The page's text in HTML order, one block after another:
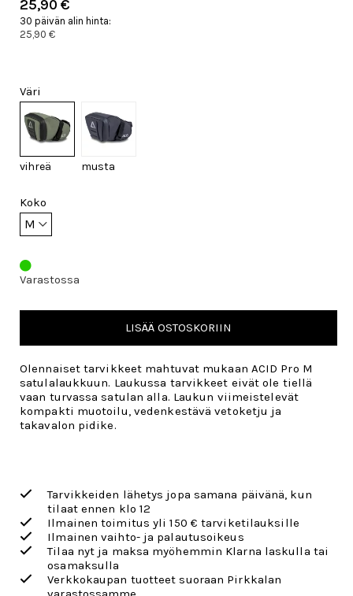
25,90 €
30 päivän alin hinta:
25,90 €
Väri
vihreä musta
Koko
Varastossa
LISÄÄ OSTOSKORIIN
Olennaiset tarvikkeet mahtuvat mukaan ACID Pro M
satulalaukkuun. Laukussa tarvikkeet eivät ole tiellä
vaan turvassa satulan alla. Laukun viimeistelevät
kompakti muotoilu, vedenkestävä vetoketju ja
takavalon pidike.
Tarvikkeiden lähetys jopa samana päivänä, kun
tilaat ennen klo 12
Ilmainen toimitus yli 150 € tarviketilauksille
Ilmainen vaihto- ja palautusoikeus
Tilaa nyt ja maksa myöhemmin Klarna laskulla tai
osamaksulla
Verkkokaupan tuotteet suoraan Pirkkalan